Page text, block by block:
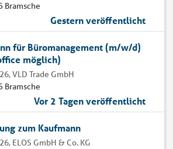
Bramsche
Gestern veröffentlicht
für Büromanagement (m/w/d)
möglich)
VLD Trade GmbH
Bramsche
Vor 2 Tagen veröffentlicht
zum Kaufmann
ELOS GmbH & Co. KG